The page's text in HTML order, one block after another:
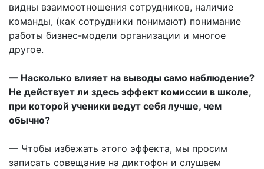
видны взаимоотношения сотрудников, наличие
команды, (как сотрудники понимают) понимание
работы бизнес-модели организации и многое
другое.
— Насколько влияет на выводы само наблюдение?
Не действует ли здесь эффект комиссии в школе,
при которой ученики ведут себя лучше, чем
обычно?
— Чтобы избежать этого эффекта, мы просим
записать совещание на диктофон и слушаем